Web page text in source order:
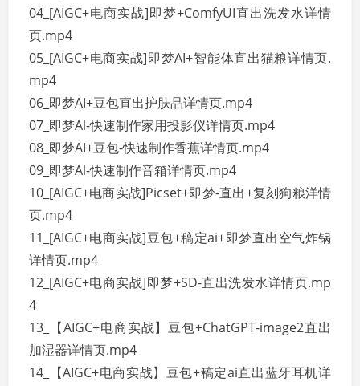
04_[AIGC+电商实战]即梦+ComfyUI直出洗发水详情
页.mp4
05_[AIGC+电商实战]即梦AI+智能体直出猫粮详情页.
mp4
06_即梦AI+豆包直出护肤品详情页.mp4
07_即梦Al-快速制作家用投影仪详情页.mp4
08_即梦AI+豆包-快速制作香蕉详情页.mp4
09_即梦Al-快速制作音箱详情页.mp4
10_[AIGC+电商实战]Picset+即梦-直出+复刻狗粮洋情
页.mp4
11_[AIGC+电商实战]豆包+稿定ai+即梦直出空气炸锅
详情页.mp4
12_[AIGC+电商实战]即梦+SD-直出洗发水详情页.mp
4
13_【AIGC+电商实战】豆包+ChatGPT-image2直出
加湿器详情页.mp4
14_【AIGC+电商实战】豆包+稿定ai直出蓝牙耳机详